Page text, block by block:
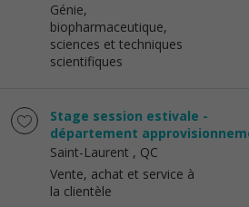
Génie,
biopharmaceutique,
sciences et techniques
scientifiques
Stage session estivale -
département
Saint-Laurent , QC
Vente, achat et service à
la clientèle